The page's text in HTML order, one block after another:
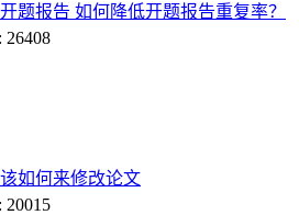
题报告 如何降低开题报告重复率？
26408
如何来修改论文
20015